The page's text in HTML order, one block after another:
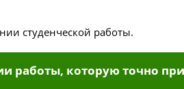
студенческой работы.
работы, которую точно